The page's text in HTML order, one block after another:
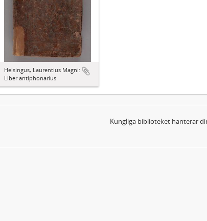
Helsingus, Laurentius Magni:
Liber antiphonarius
Kungliga biblioteket hanterar